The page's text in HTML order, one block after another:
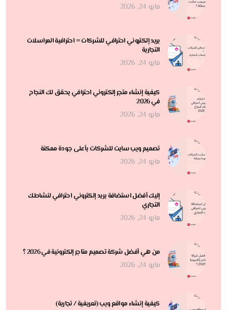
مايو 24, 2026
بريد إلكتروني احترافي للشركات = احترافية المراسلات
التجارية
مايو 24, 2026
كيفية إنشاء متجر إلكتروني احترافي يحقق لك النجاح
في 2026
مايو 24, 2026
تصميم ويب سايت للشركات بأعلى جودة ممكنة
مايو 24, 2026
إليك أفضل استضافة بريد إلكتروني احترافي لنشاطك
التجاري
مايو 24, 2026
من هي أفضل شركة تصميم متاجر إلكترونية في 2026 ؟
مايو 24, 2026
كيفية إنشاء مواقع ويب (تعريفية / تجارية)